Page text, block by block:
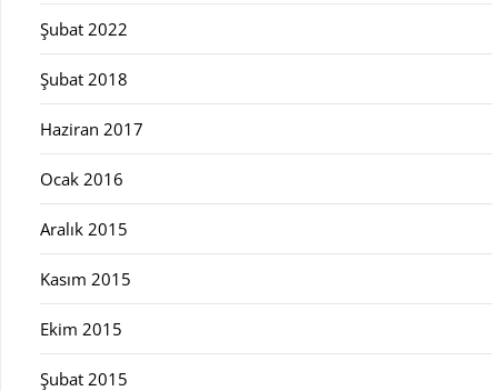
Şubat 2022
Şubat 2018
Haziran 2017
Ocak 2016
Aralık 2015
Kasım 2015
Ekim 2015
Şubat 2015